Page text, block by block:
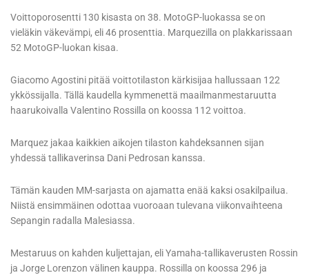
Voittoporosentti 130 kisasta on 38. MotoGP-luokassa se on
vieläkin väkevämpi, eli 46 prosenttia. Marquezilla on plakkarissaan
52 MotoGP-luokan kisaa.
Giacomo Agostini pitää voittotilaston kärkisijaa hallussaan 122
ykkössijalla. Tällä kaudella kymmenettä maailmanmestaruutta
haarukoivalla Valentino Rossilla on koossa 112 voittoa.
Marquez jakaa kaikkien aikojen tilaston kahdeksannen sijan
yhdessä tallikaverinsa Dani Pedrosan kanssa.
Tämän kauden MM-sarjasta on ajamatta enää kaksi osakilpailua.
Niistä ensimmäinen odottaa vuoroaan tulevana viikonvaihteena
Sepangin radalla Malesiassa.
Mestaruus on kahden kuljettajan, eli Yamaha-tallikaverusten Rossin
ja Jorge Lorenzon välinen kauppa. Rossilla on koossa 296 ja